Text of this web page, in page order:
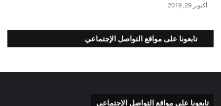
أكتوبر 29, 2019
تابعونا على مواقع التواصل الإجتماعي
تابعونا على مواقع التواصل الإجتماعي